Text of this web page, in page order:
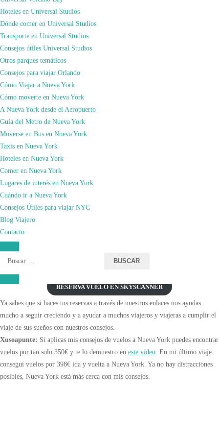
Hoteles en Universal Studios
Dónde comer en Universal Studios
Transporte en Universal Studios
Consejos útiles Universal Studios
Otros parques temáticos
Consejos para viajar Orlando
Cómo Viajar a Nueva York
Cómo moverte en Nueva York
A Nueva York desde el Aeropuerto
Guía del Metro de Nueva York
Moverse en Bus en Nueva York
Taxis en Nueva York
Hoteles en Nueva York
Comer en Nueva York
Lugares de interés en Nueva York
Cuándo ir a Nueva York
Consejos Útiles para viajar NYC
Blog Viajero
Contacto
Buscar:
• Otro consejo si hablamos solo de contratar vuelos es que, contratéis vuestros
vuelos si puede coincidir en martes y sábado ya que son los días con vuelos
más baratos de la semana. Esto se debe a que la mayoría de los vuelos se
realizan los lunes, viernes y domingos. Por este motivo, los martes y viernes,
son los días de la semana más rentables para volar.
la opción de llegada elegir la que mejor precio os ofrezca. por distancia el
RESERVA VUELO EN SKYSCANNER
Ya sabes que si haces tus reservas a través de nuestros enlaces nos ayudas
mucho a seguir creciendo y a ayudar a muchos viajeros y viajeras a cumplir el
viaje de sus sueños con nuestros consejos.
Xusoapunte: Si aplicas mis consejos de vuelos a Nueva York puedes encontrar
vuelos por tan solo 350€ y te lo demuestro en este vídeo . En mi último viaje
conseguí vuelos por 398€ ida y vuelta a Nueva York. Ya no hay distracciones
posibles, Nueva York está más cerca con mis consejos.